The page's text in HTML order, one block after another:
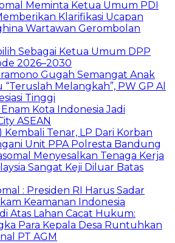
Meminta Ketua Umum PDI
Klarifikasi Ucapan
Wartawan Gerombolan
Sebagai Ketua Umum DPP
2026–2030
Gugah Semangat Anak
Melangkah”, PW GP Al
Tinggi
Kota Indonesia Jadi
ASEAN
Tenar, LP Dari Korban
Unit PPA Polresta Bandung
Menyesalkan Tenaga Kerja
Sangat Keji Diluar Batas
: Presiden RI Harus Sadar
Keamanan Indonesia
Atas Lahan Cacat Hukum:
Para Kepala Desa Runtuhkan
PT AGM